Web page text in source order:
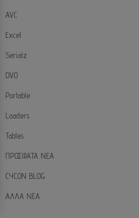
AVC
Excel
Serialz
DVO
Portable
Loaders
Tables
ΠΡΟΣΦΑΤΑ ΝΕΑ
CYCON BLOG
ΑΛΛΑ ΝΕΑ